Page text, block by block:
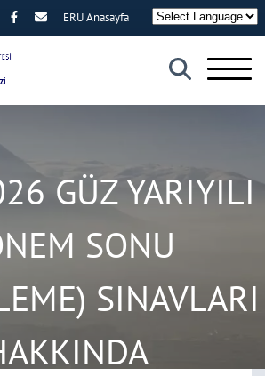
×
ERÜ Anasayfa
GÜZ YARIYILI
SONU
SINAVLARI